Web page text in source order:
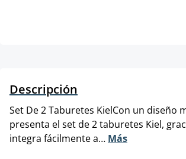
Descripción
Set De 2 Taburetes KielCon un diseño
presenta el set de 2 taburetes Kiel,
integra fácilmente a… Más